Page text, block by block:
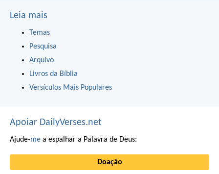
Leia mais
Temas
Pesquisa
Arquivo
Livros da Bíblia
Versículos Mais Populares
Apoiar DailyVerses.net
Ajude-me a espalhar a Palavra de Deus:
Doação